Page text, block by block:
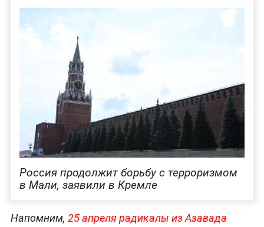
Россия продолжит борьбу с терроризмом
в Мали, заявили в Кремле
Напомним, 25 апреля радикалы из Азавада